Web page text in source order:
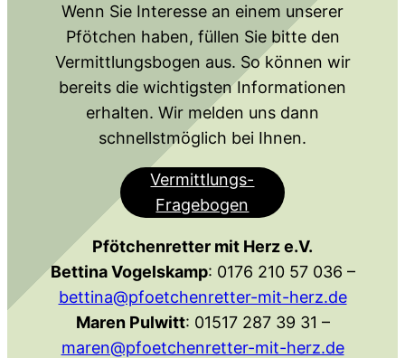
Wenn Sie Interesse an einem unserer
Pfötchen haben, füllen Sie bitte den
Vermittlungsbogen aus. So können wir
bereits die wichtigsten Informationen
erhalten. Wir melden uns dann
schnellstmöglich bei Ihnen.
Vermittlungs-
Fragebogen
Pfötchenretter mit Herz e.V.
Bettina Vogelskamp: 0176 210 57 036 –
bettina@pfoetchenretter-mit-herz.de
Maren Pulwitt: 01517 287 39 31 –
maren@pfoetchenretter-mit-herz.de